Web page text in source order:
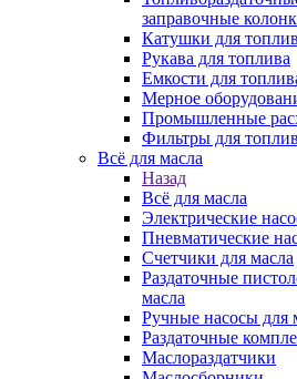
заправочные
Катушки для
Рукава для топлива
Емкости для
Мерное
Промышленные
Фильтры для
Всё для масла
Назад
Всё для масла
Электрические
Пневматические
Счетчики для масла
Раздаточные
масла
Ручные насосы для
Раздаточные
Маслораздатчики